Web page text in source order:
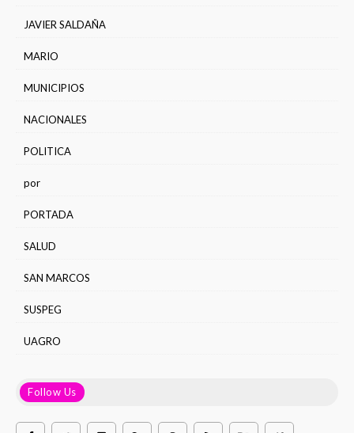
JAVIER SALDAÑA
MARIO
MUNICIPIOS
NACIONALES
POLITICA
por
PORTADA
SALUD
SAN MARCOS
SUSPEG
UAGRO
Follow Us